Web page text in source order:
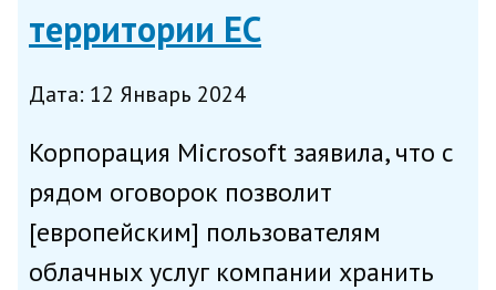
территории ЕС
Дата: 12 Январь 2024
Корпорация Microsoft заявила, что с
рядом оговорок позволит
[европейским] пользователям
облачных услуг компании хранить